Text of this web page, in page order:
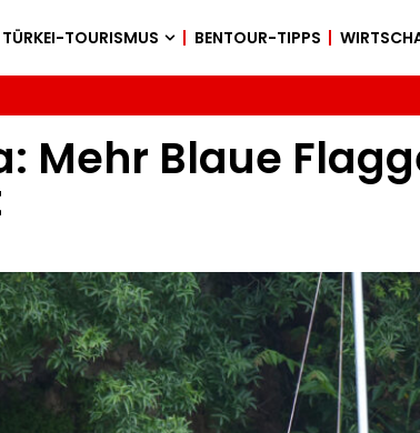
TÜRKEI-TOURISMUS BENTOUR-TIPPS
Mehr Blaue